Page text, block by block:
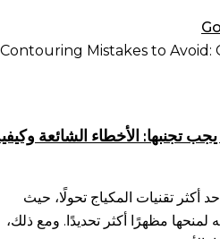
تجنبها: الأخطاء الشائعة
أكثر تقنيات المكياج تحولًا، حيث
مظهرًا أكثر تحديدًا. ومع ذلك،